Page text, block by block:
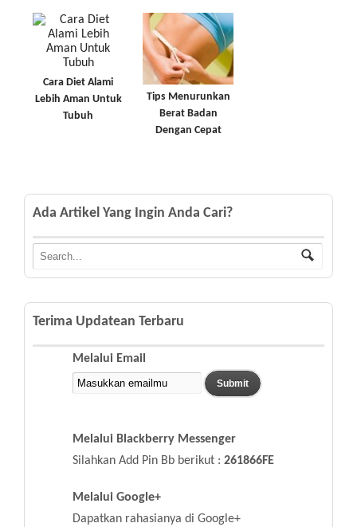
Cara Diet Alami
Lebih Aman Untuk
Tubuh
Tips Menurunkan
Berat Badan
Dengan Cepat
Ada Artikel Yang Ingin Anda Cari?
Terima Updatean Terbaru
Melalui Email
Melalui Blackberry Messenger
Silahkan Add Pin Bb berikut : 261866FE
Melalui Google+
Dapatkan rahasianya di Google+